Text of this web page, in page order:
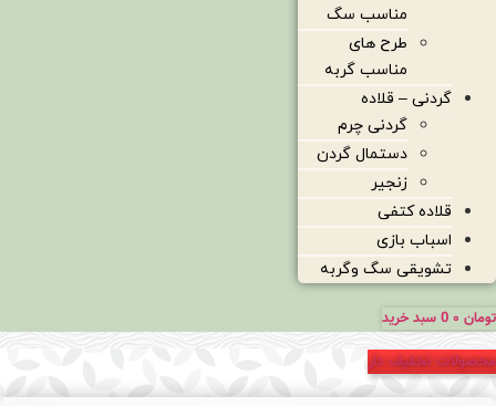
مناسب سگ
طرح های
مناسب گربه
گردنی – قلاده
گردنی چرم
دستمال گردن
زنجیر
قلاده کتفی
اسباب بازی
تشویقی سگ وگربه
تومان 0 سبد خرید
محصولات تخفیف دار